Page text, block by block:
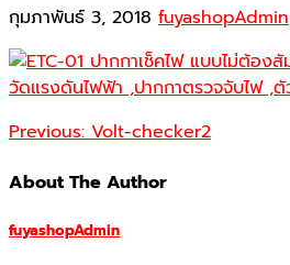
กุมภาพันธ์ 3, 2018 fuyashopAdmin
Previous:Volt-checker2
About The Author
fuyashopAdmin